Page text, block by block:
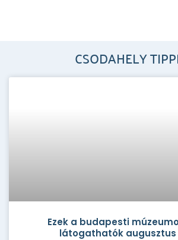
CSODAHELY
Ezek a budapesti
látogathatók augusztus